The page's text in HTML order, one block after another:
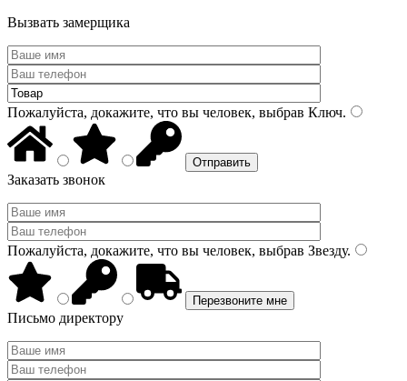
Вызвать замерщика
Пожалуйста, докажите, что вы человек, выбрав Ключ.
Заказать звонок
Пожалуйста, докажите, что вы человек, выбрав Звезду.
Письмо директору